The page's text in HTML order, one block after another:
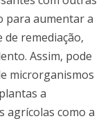
para aumentar a
de remediação,
Assim, pode
microrganismos
a
agrícolas como a